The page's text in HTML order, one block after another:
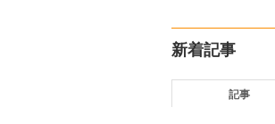
新着記事
記事